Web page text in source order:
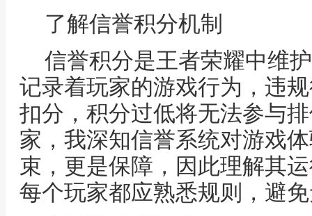
了解信誉积分机制
信誉积分是王者荣耀中维
记录着玩家的游戏行为，违
扣分，积分过低将无法参与
家，我深知信誉系统对游戏
束，更是保障，因此理解其
每个玩家都应熟悉规则，避